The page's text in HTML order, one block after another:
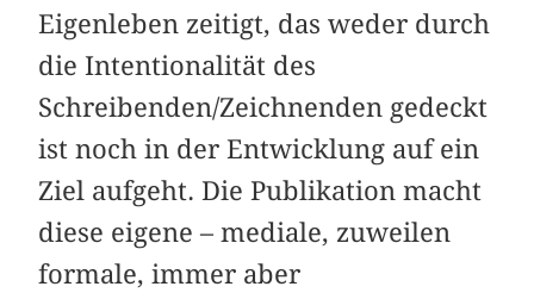
Eigenleben zeitigt, das weder durch
die Intentionalität des
Schreibenden/Zeichnenden gedeckt
ist noch in der Entwicklung auf ein
Ziel aufgeht. Die Publikation macht
diese eigene – mediale, zuweilen
formale, immer aber